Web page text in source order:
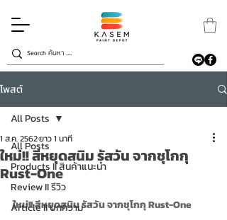
โพสต์
All Posts
Products II สินค้าแนะนำ
Review II รีวิว
Article II บทความ
All Posts
ใหม่!! สีหยุดสนิม รัสวัน จากชุโกกุ
Rust-One
1 ส.ค. 2562ยาว 1 นาที
ใหม่!! สีหยุดสนิม รัสวัน จากชุโกกุ Rust-One